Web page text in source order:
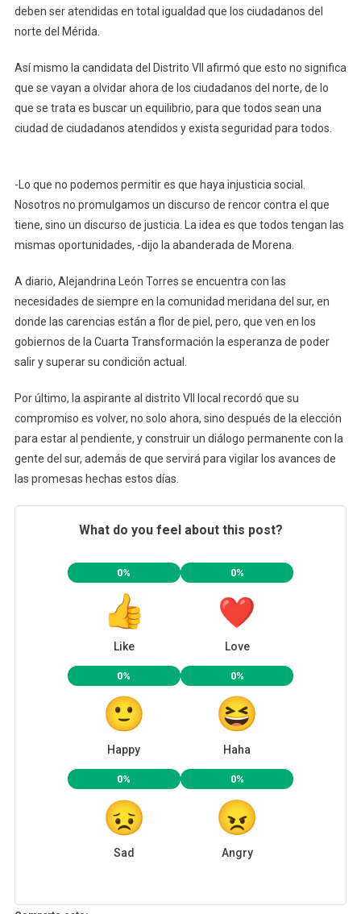
deben ser atendidas en total igualdad que los ciudadanos del
norte del Mérida.
Así mismo la candidata del Distrito VII afirmó que esto no significa
que se vayan a olvidar ahora de los ciudadanos del norte, de lo
que se trata es buscar un equilibrio, para que todos sean una
ciudad de ciudadanos atendidos y exista seguridad para todos.
-Lo que no podemos permitir es que haya injusticia social.
Nosotros no promulgamos un discurso de rencor contra el que
tiene, sino un discurso de justicia. La idea es que todos tengan las
mismas oportunidades, -dijo la abanderada de Morena.
A diario, Alejandrina León Torres se encuentra con las
necesidades de siempre en la comunidad meridana del sur, en
donde las carencias están a flor de piel, pero, que ven en los
gobiernos de la Cuarta Transformación la esperanza de poder
salir y superar su condición actual.
Por último, la aspirante al distrito VII local recordó que su
compromiso es volver, no solo ahora, sino después de la elección
para estar al pendiente, y construir un diálogo permanente con la
gente del sur, además de que servirá para vigilar los avances de
las promesas hechas estos días.
What do you feel about this post?
0%
Like
0%
Love
0%
Happy
0%
Haha
0%
Sad
0%
Angry